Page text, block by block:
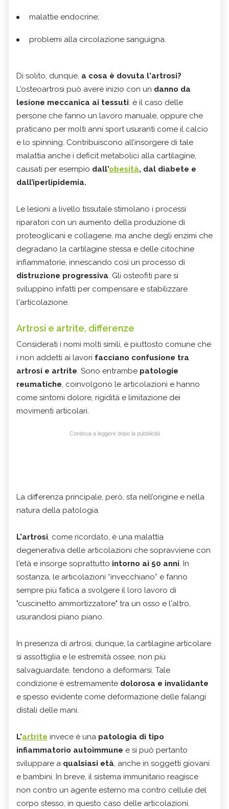
malattie endocrine;
problemi alla circolazione sanguigna.
Di solito, dunque, a cosa è dovuta l'artrosi?
L'osteoartrosi può avere inizio con un danno da
lesione meccanica ai tessuti: è il caso delle
persone che fanno un lavoro manuale, oppure che
praticano per molti anni sport usuranti come il calcio
e lo spinning. Contribuiscono all’insorgere di tale
malattia anche i deficit metabolici alla cartilagine,
causati per esempio dall'obesità, dal diabete e
dall’iperlipidemia.
Le lesioni a livello tissutale stimolano i processi
riparatori con un aumento della produzione di
proteoglicani e collagene, ma anche degli enzimi che
degradano la cartilagine stessa e delle citochine
infiammatorie, innescando così un processo di
distruzione progressiva. Gli osteofiti pare si
sviluppino infatti per compensare e stabilizzare
l'articolazione.
Artrosi e artrite, differenze
Considerati i nomi molti simili, è piuttosto comune che
i non addetti ai lavori facciano confusione tra
artrosi e artrite. Sono entrambe patologie
reumatiche, coinvolgono le articolazioni e hanno
come sintomi dolore, rigidità e limitazione dei
movimenti articolari.
Continua a leggere dopo la pubblicità
La differenza principale, però, sta nell’origine e nella
natura della patologia.
L'artrosi, come ricordato, è una malattia
degenerativa delle articolazioni che sopravviene con
l'età e insorge soprattutto intorno ai 50 anni. In
sostanza, le articolazioni “invecchiano” e fanno
sempre più fatica a svolgere il loro lavoro di
"cuscinetto ammortizzatore" tra un osso e l'altro,
usurandosi piano piano.
In presenza di artrosi, dunque, la cartilagine articolare
si assottiglia e le estremità ossee, non più
salvaguardate, tendono a deformarsi. Tale
condizione è estremamente dolorosa e invalidante
e spesso evidente come deformazione delle falangi
distali delle mani.
L'artrite invece è una patologia di tipo
infiammatorio autoimmune e si può pertanto
sviluppare a qualsiasi età, anche in soggetti giovani
e bambini. In breve, il sistema immunitario reagisce
non contro un agente esterno ma contro cellule del
corpo stesso, in questo caso delle articolazioni.